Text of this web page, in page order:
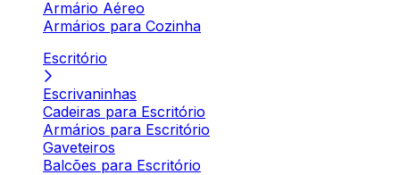
Armário Aéreo
Armários para Cozinha
Escritório
Escrivaninhas
Cadeiras para Escritório
Armários para Escritório
Gaveteiros
Balcões para Escritório